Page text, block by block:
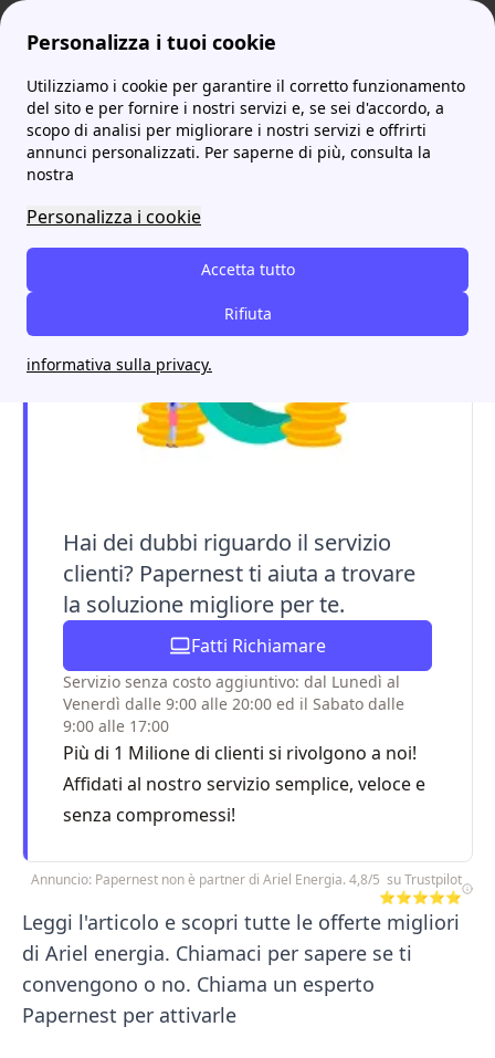
Personalizza i tuoi cookie
Utilizziamo i cookie per garantire il corretto funzionamento
del sito e per fornire i nostri servizi e, se sei d'accordo, a
scopo di analisi per migliorare i nostri servizi e offrirti
annunci personalizzati. Per saperne di più, consulta la
nostra
Personalizza i cookie
Accetta tutto
Rifiuta
informativa sulla privacy.
ProntoBolletta More Ariel Energia Ariel Energia offerte più convenienti
Ariel Energia offerte più
convenienti
Hai dei dubbi riguardo il servizio
clienti? Papernest ti aiuta a trovare
la soluzione migliore per te.
Fatti Richiamare
Servizio senza costo aggiuntivo: dal Lunedì al
Venerdì dalle 9:00 alle 20:00 ed il Sabato dalle
9:00 alle 17:00
Più di 1 Milione di clienti si rivolgono a noi!
Affidati al nostro servizio semplice, veloce e
senza compromessi!
Annuncio: Papernest non è partner di Ariel Energia. 4,8/5 su Trustpilot
⭐⭐⭐⭐⭐
Leggi l'articolo e scopri tutte le offerte migliori
di Ariel energia. Chiamaci per sapere se ti
convengono o no. Chiama un esperto
Papernest per attivarle